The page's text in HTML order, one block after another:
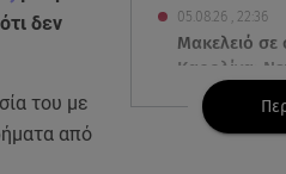
05.08.26 , 22:36
Μακελειό σε
Καρολίνα:
οικογένειας
δεν
του με
από